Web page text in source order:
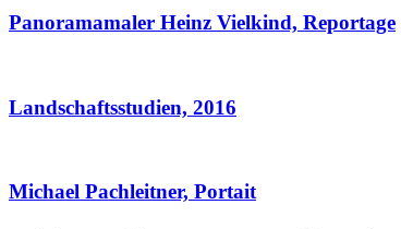
Panoramamaler Heinz Vielkind, Reportage
Landschaftsstudien, 2016
Michael Pachleitner, Portait